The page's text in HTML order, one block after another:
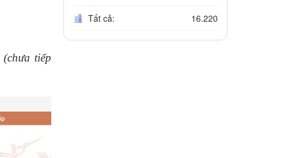
(chưa tiếp
Tất cả: 16.220